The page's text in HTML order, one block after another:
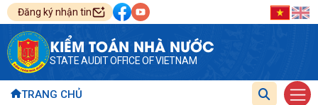
Đăng ký nhận tin
KIỂM TOÁN NHÀ NƯỚC
STATE AUDIT OFFICE OF VIETNAM
TRANG CHỦ